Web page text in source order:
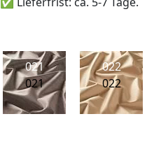
021
021
022
022